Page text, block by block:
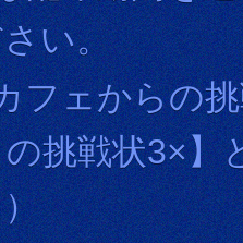
い。
フェからの
挑戦状3×】